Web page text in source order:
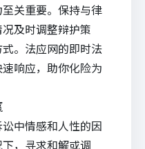
关重要。保持与律
及时调整辩护策
。法应网的即时法
响应，助你化险为
中情感和人性的因
，寻求和解或调